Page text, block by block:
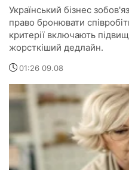
Український бізнес
право бронювати
критерії включають
жорсткіший дедлайн.
01:26 09.08